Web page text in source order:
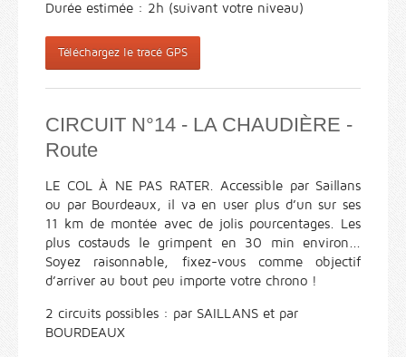
Durée estimée : 2h (suivant votre niveau)
Téléchargez le tracé GPS
CIRCUIT N°14 - LA CHAUDIÈRE -
Route
LE COL À NE PAS RATER. Accessible par Saillans
ou par Bourdeaux, il va en user plus d’un sur ses
11 km de montée avec de jolis pourcentages. Les
plus costauds le grimpent en 30 min environ...
Soyez raisonnable, fixez-vous comme objectif
d’arriver au bout peu importe votre chrono !
2 circuits possibles : par SAILLANS et par
BOURDEAUX